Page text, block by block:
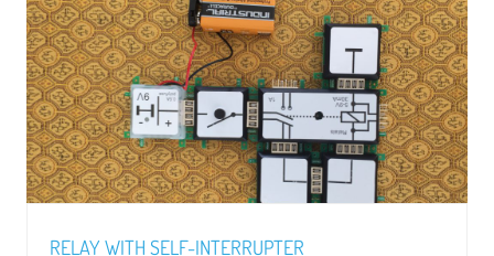
RELAY WITH SELF-INTERRUPTER